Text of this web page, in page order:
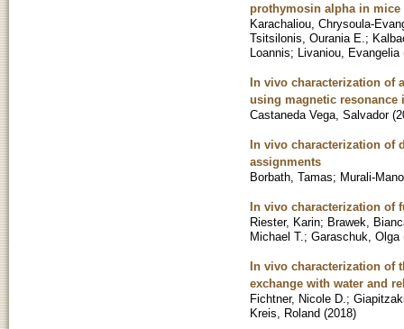
prothymosin alpha in
Karachaliou, Chrysoula-
Tsitsilonis, Ourania E. ;
Loannis; Livaniou, Evangelia
In vivo characterization of
using magnetic
Castaneda Vega, Salvador (
In vivo characterization of
assignments
Borbath, Tamas; Murali-
In vivo characterization of
Riester, Karin; Brawek,
Michael T. ; Garaschuk, Olga
In vivo characterization of
exchange with water and
Fichtner, Nicole D. ;
Kreis, Roland (2018)